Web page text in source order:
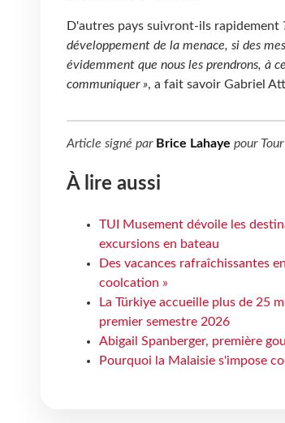
D'autres pays suivront-ils rapidement
développement de la menace, si des
évidemment que nous les prendrons, à
communiquer », a fait savoir Gabriel
Article signé par Brice Lahaye pour
À lire aussi
TUI Musement dévoile les
excursions en bateau
Des vacances rafraîchissantes
coolcation »
La Türkiye accueille plus de 25
premier semestre 2026
Abigail Spanberger, première
Pourquoi la Malaisie s'impose